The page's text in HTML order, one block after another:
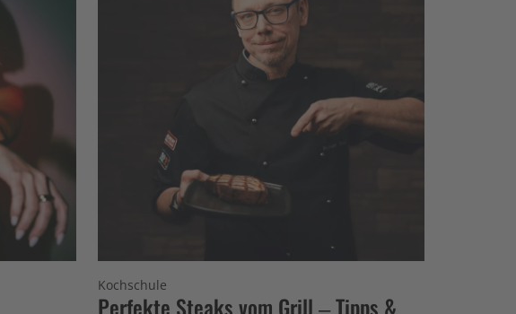
Kochschule
Perfekte Steaks vom Grill – Tipps &